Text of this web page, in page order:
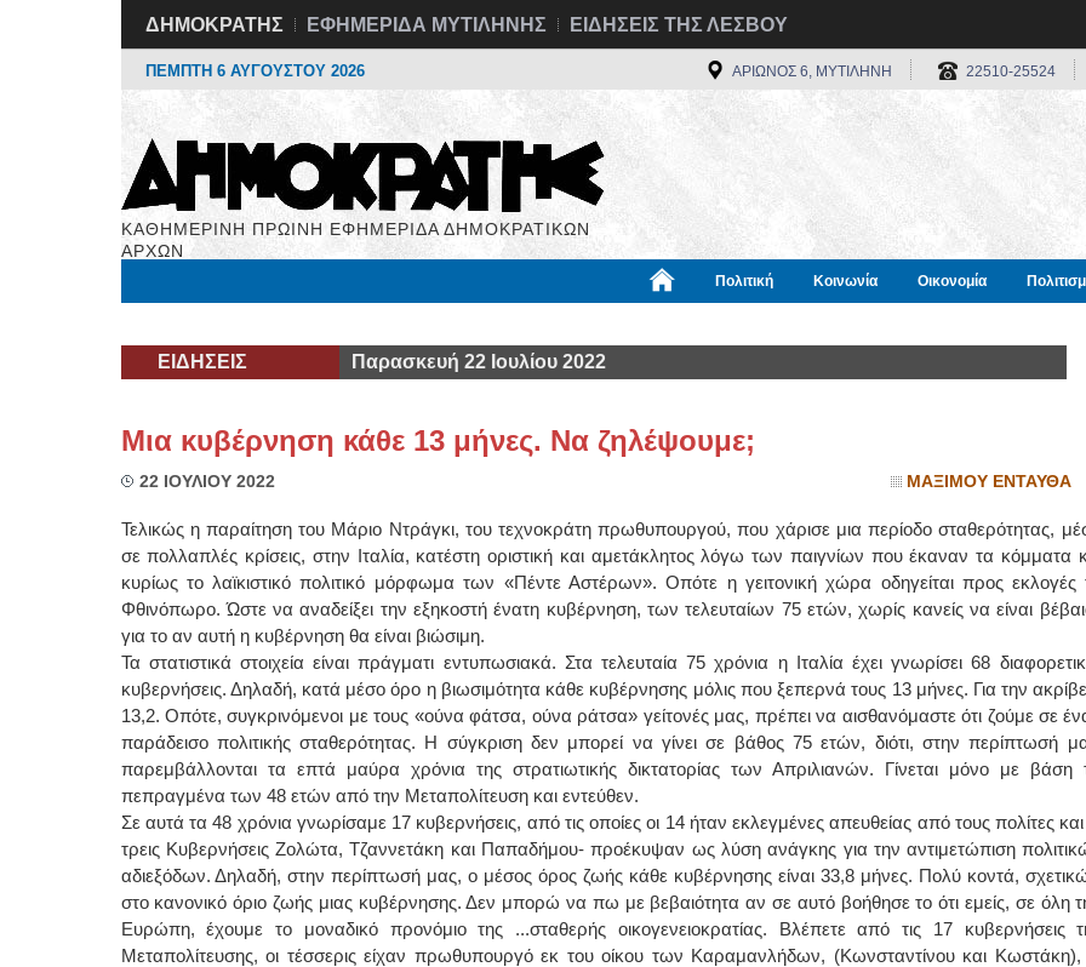
ΔΗΜΟΚΡΑΤΗΣ ΕΦΗΜΕΡΙΔΑ ΜΥΤΙΛΗΝΗΣ ΕΙΔΗΣΕΙΣ ΤΗΣ ΛΕΣΒΟΥ
ΠΕΜΠΤΗ 6 ΑΥΓΟΥΣΤΟΥ 2026 ΑΡΙΩΝΟΣ 6, ΜΥΤΙΛΗΝΗ 22510-25524
ΚΑΘΗΜΕΡΙΝΗ ΠΡΩΙΝΗ ΕΦΗΜΕΡΙΔΑ ΔΗΜΟΚΡΑΤΙΚΩΝ
ΑΡΧΩΝ
Πολιτική Κοινωνία Οικονομία
ΕΙΔΗΣΕΙΣ Παρασκευή 22 Ιουλίου 2022
Μια κυβέρνηση κάθε 13 μήνες. Να ζηλέψουμε;
22 ΙΟΥΛΙΟΥ 2022 ΜΑΞΙΜΟΥ ΕΝΤΑΥΘΑ
Τελικώς η παραίτηση του Μάριο Ντράγκι, του τεχνοκράτη πρωθυπουργού, που χάρισε μια περίοδο σταθερότητας,
σε πολλαπλές κρίσεις, στην Ιταλία, κατέστη οριστική και αμετάκλητος λόγω των παιγνίων που έκαναν τα κόμματα
κυρίως το λαϊκιστικό πολιτικό μόρφωμα των «Πέντε Αστέρων». Οπότε η γειτονική χώρα οδηγείται προς εκλογές
Φθινόπωρο. Ώστε να αναδείξει την εξηκοστή ένατη κυβέρνηση, των τελευταίων 75 ετών, χωρίς κανείς να είναι
για το αν αυτή η κυβέρνηση θα είναι βιώσιμη.
Τα στατιστικά στοιχεία είναι πράγματι εντυπωσιακά. Στα τελευταία 75 χρόνια η Ιταλία έχει γνωρίσει 68
κυβερνήσεις. Δηλαδή, κατά μέσο όρο η βιωσιμότητα κάθε κυβέρνησης μόλις που ξεπερνά τους 13 μήνες. Για την
13,2. Οπότε, συγκρινόμενοι με τους «ούνα φάτσα, ούνα ράτσα» γείτονές μας, πρέπει να αισθανόμαστε ότι ζούμε σε
παράδεισο πολιτικής σταθερότητας. Η σύγκριση δεν μπορεί να γίνει σε βάθος 75 ετών, διότι, στην περίπτωσή
παρεμβάλλονται τα επτά μαύρα χρόνια της στρατιωτικής δικτατορίας των Απριλιανών. Γίνεται μόνο με βάση
πεπραγμένα των 48 ετών από την Μεταπολίτευση και εντεύθεν.
Σε αυτά τα 48 χρόνια γνωρίσαμε 17 κυβερνήσεις, από τις οποίες οι 14 ήταν εκλεγμένες απευθείας από τους πολίτες και
τρεις Κυβερνήσεις Ζολώτα, Τζαννετάκη και Παπαδήμου- προέκυψαν ως λύση ανάγκης για την αντιμετώπιση
αδιεξόδων. Δηλαδή, στην περίπτωσή μας, ο μέσος όρος ζωής κάθε κυβέρνησης είναι 33,8 μήνες. Πολύ κοντά,
στο κανονικό όριο ζωής μιας κυβέρνησης. Δεν μπορώ να πω με βεβαιότητα αν σε αυτό βοήθησε το ότι εμείς, σε όλη
Ευρώπη, έχουμε το μοναδικό προνόμιο της ...σταθερής οικογενειοκρατίας. Βλέπετε από τις 17 κυβερνήσεις
Μεταπολίτευσης, οι τέσσερις είχαν πρωθυπουργό εκ του οίκου των Καραμανλήδων, (Κωνσταντίνου και Κωστάκη),